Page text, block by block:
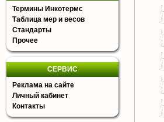
Термины Инкотермс
Таблица мер и весов
Стандарты
Прочее
СЕРВИС
Реклама на сайте
Личный кабинет
Контакты